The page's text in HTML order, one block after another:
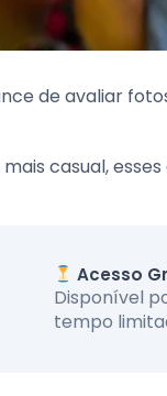
de avaliar
casual,
Acesso
Disponível
tempo